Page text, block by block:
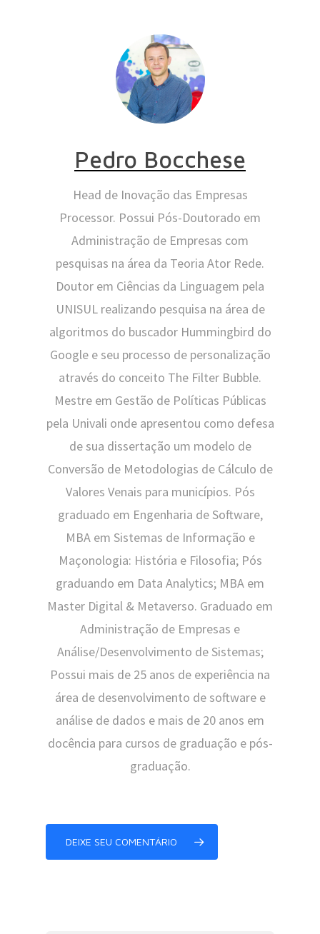
Pedro Bocchese
Head de Inovação das Empresas
Processor. Possui Pós-Doutorado em
Administração de Empresas com
pesquisas na área da Teoria Ator Rede.
Doutor em Ciências da Linguagem pela
UNISUL realizando pesquisa na área de
algoritmos do buscador Hummingbird do
Google e seu processo de personalização
através do conceito The Filter Bubble.
Mestre em Gestão de Políticas Públicas
pela Univali onde apresentou como defesa
de sua dissertação um modelo de
Conversão de Metodologias de Cálculo de
Valores Venais para municípios. Pós
graduado em Engenharia de Software,
MBA em Sistemas de Informação e
Maçonologia: História e Filosofia; Pós
graduando em Data Analytics; MBA em
Master Digital & Metaverso. Graduado em
Administração de Empresas e
Análise/Desenvolvimento de Sistemas;
Possui mais de 25 anos de experiência na
área de desenvolvimento de software e
análise de dados e mais de 20 anos em
docência para cursos de graduação e pós-
graduação.
DEIXE SEU COMENTÁRIO